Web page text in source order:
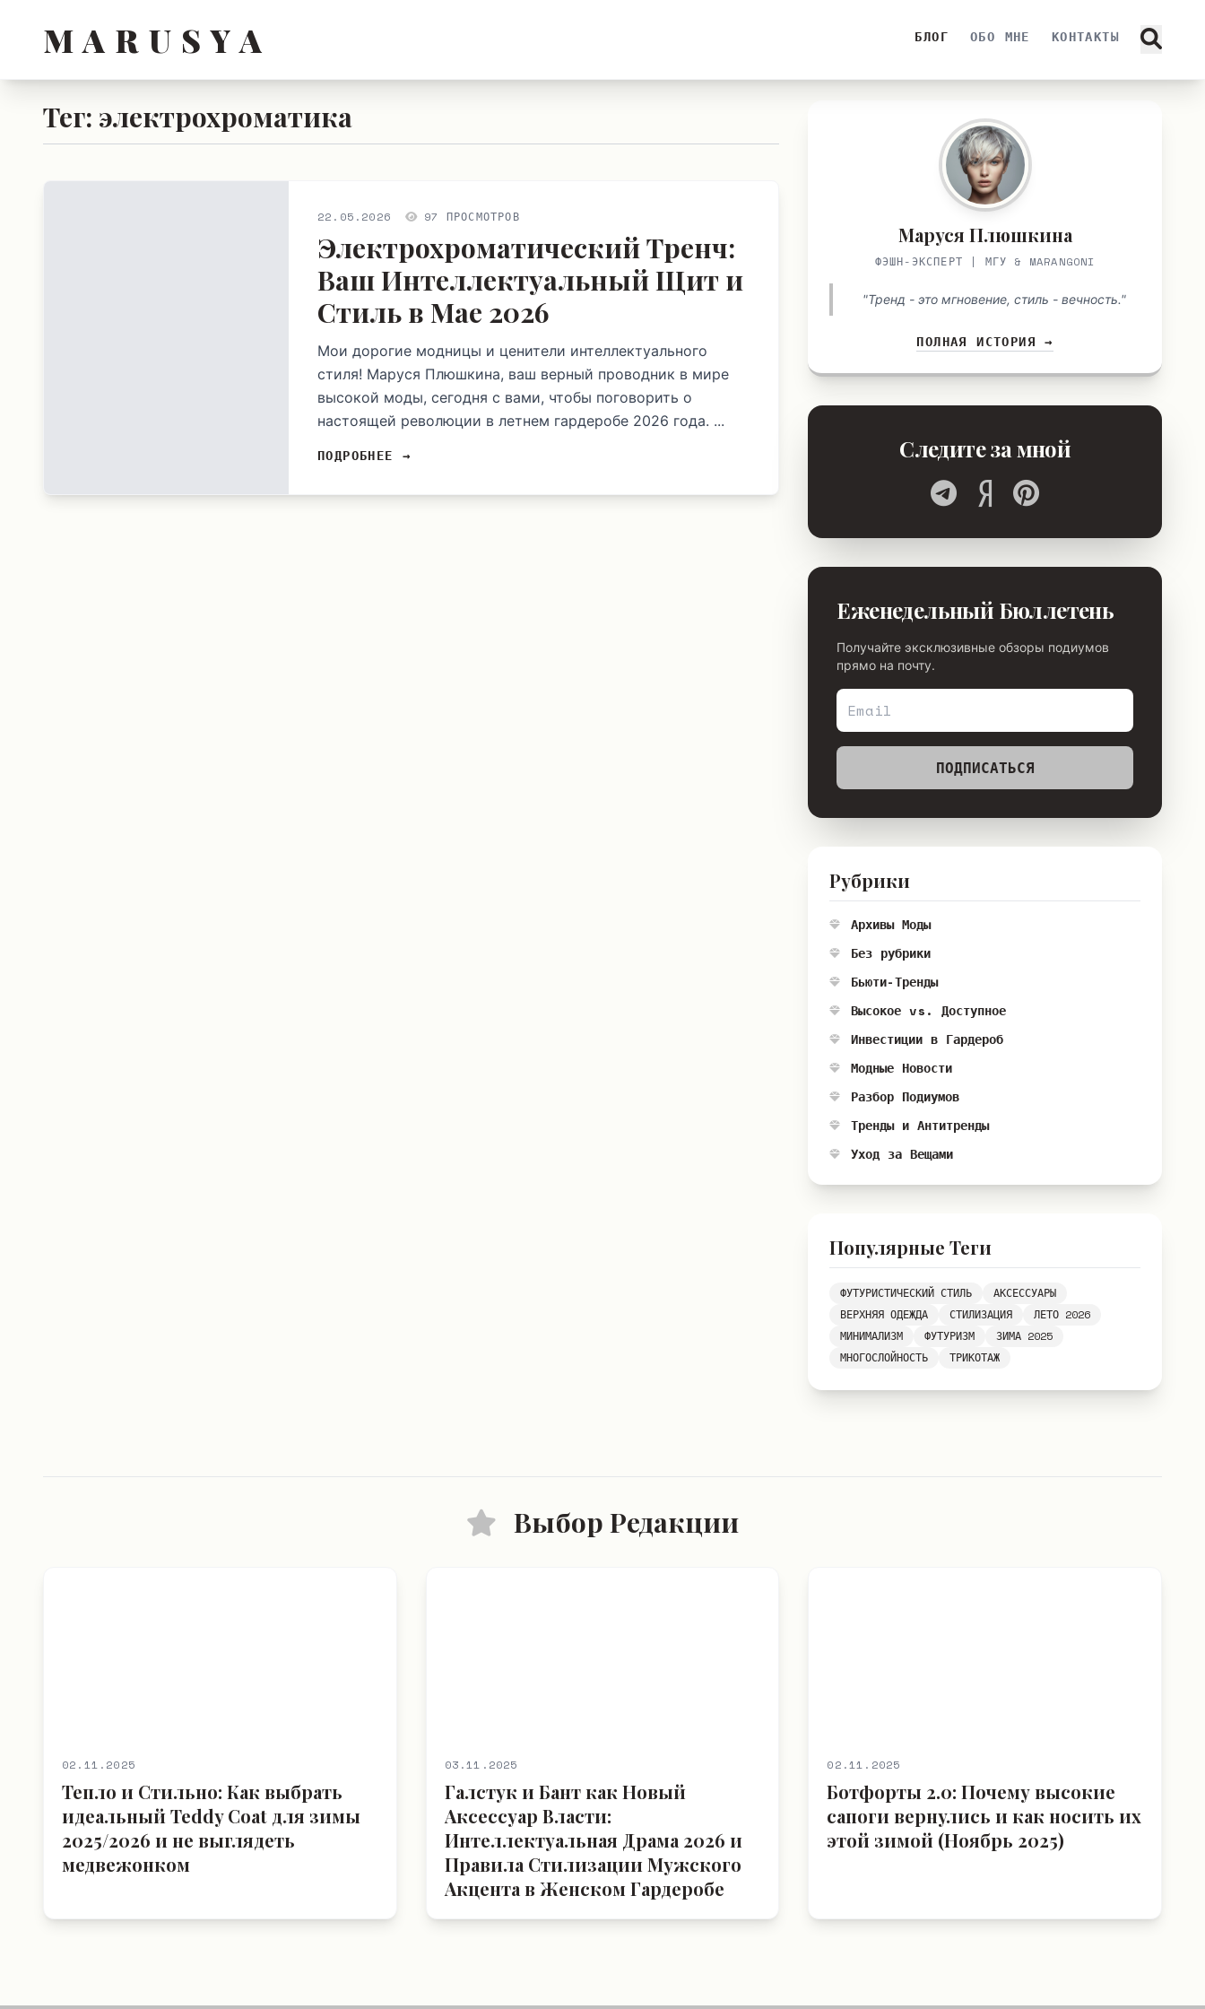
M A R U S Y A БЛОГ ОБО МНЕ КОНТАКТЫ
Тег: электрохроматика
22.05.2026 97 ПРОСМОТРОВ
Электрохроматический Тренч:
Ваш Интеллектуальный Щит и
Стиль в Мае 2026
Мои дорогие модницы и ценители интеллектуального
стиля! Маруся Плюшкина, ваш верный проводник в мире
высокой моды, сегодня с вами, чтобы поговорить о
настоящей революции в летнем гардеробе 2026 года. ...
ПОДРОБНЕЕ →
Маруся Плюшкина
ФЭШН-ЭКСПЕРТ | МГУ & MARANGONI
"Тренд - это мгновение, стиль - вечность."
ПОЛНАЯ ИСТОРИЯ →
Следите за мной
Еженедельный Бюллетень
Получайте эксклюзивные обзоры подиумов
прямо на почту.
ПОДПИСАТЬСЯ
Рубрики
Архивы Моды
Без рубрики
Бьюти-Тренды
Высокое vs. Доступное
Инвестиции в Гардероб
Модные Новости
Разбор Подиумов
Тренды и Антитренды
Уход за Вещами
Популярные Теги
ФУТУРИСТИЧЕСКИЙ СТИЛЬ
АКСЕССУАРЫ
ВЕРХНЯЯ ОДЕЖДА
СТИЛИЗАЦИЯ
ЛЕТО 2026
МИНИМАЛИЗМ
ФУТУРИЗМ
ЗИМА 2025
МНОГОСЛОЙНОСТЬ
ТРИКОТАЖ
Выбор Редакции
02.11.2025
Тепло и Стильно: Как выбрать
идеальный Teddy Coat для зимы
2025/2026 и не выглядеть
медвежонком
03.11.2025
Галстук и Бант как Новый
Аксессуар Власти:
Интеллектуальная Драма 2026 и
Правила Стилизации Мужского
Акцента в Женском Гардеробе
02.11.2025
Ботфорты 2.0: Почему высокие
сапоги вернулись и как носить их
этой зимой (Ноябрь 2025)